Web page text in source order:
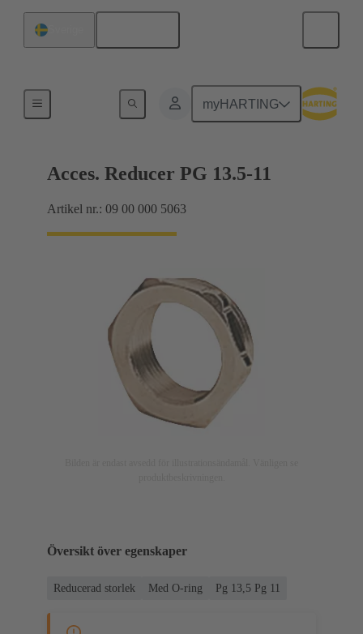
myHARTING
Kabelförskruvningar
Acces. Reducer PG 13.5-11
Artikel nr.: 09 00 000 5063
Översikt över egenskaper
Reducerad storlek Med O-ring Pg 13,5 Pg 11